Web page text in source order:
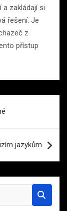
a zakládají si
řešení. Je
z
přístup
jazykům